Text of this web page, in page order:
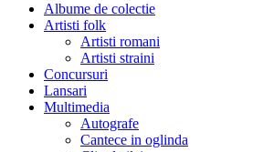
Albume de colectie
Artisti folk
Artisti romani
Artisti straini
Concursuri
Lansari
Multimedia
Autografe
Cantece in oglinda